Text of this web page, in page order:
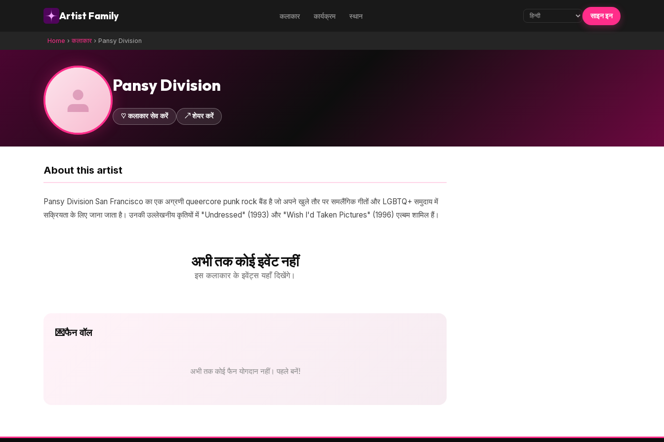
Artist Family कलाकार कार्यक्रम स्थान साइन इन
Home ›कलाकार › Pansy Division
Pansy Division
♡ कलाकार सेव करें ↗ शेयर करें
About this artist
Pansy Division San Francisco का एक अग्रणी queercore punk rock बैंड है जो अपने खुले तौर पर समलैंगिक गीतों और LGBTQ+ समुदाय में
सक्रियता के लिए जाना जाता है। उनकी उल्लेखनीय कृतियों में "Undressed" (1993) और "Wish I'd Taken Pictures" (1996) एल्बम शामिल हैं।
अभी तक कोई इवेंट नहीं
इस कलाकार के इवेंट्स यहाँ दिखेंगे।
💌फैन वॉल
अभी तक कोई फैन योगदान नहीं। पहले बनें!